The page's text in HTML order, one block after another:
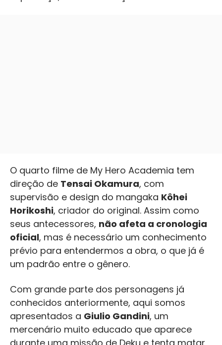
O quarto filme de My Hero Academia tem
direção de Tensai Okamura, com
supervisão e design do mangaka Kôhei
Horikoshi, criador do original. Assim como
seus antecessores, não afeta a cronologia
oficial, mas é necessário um conhecimento
prévio para entendermos a obra, o que já é
um padrão entre o gênero.
Com grande parte dos personagens já
conhecidos anteriormente, aqui somos
apresentados a Giulio Gandini, um
mercenário muito educado que aparece